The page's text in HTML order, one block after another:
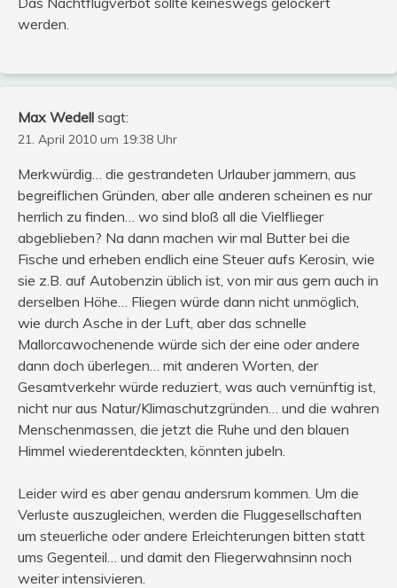
werden.
Max Wedell sagt:
21. April 2010 um 19:38 Uhr
Merkwürdig… die gestrandeten Urlauber jammern, aus
begreiflichen Gründen, aber alle anderen scheinen es nur
herrlich zu finden… wo sind bloß all die Vielflieger
abgeblieben? Na dann machen wir mal Butter bei die
Fische und erheben endlich eine Steuer aufs Kerosin, wie
sie z.B. auf Autobenzin üblich ist, von mir aus gern auch in
derselben Höhe… Fliegen würde dann nicht unmöglich,
wie durch Asche in der Luft, aber das schnelle
Mallorcawochenende würde sich der eine oder andere
dann doch überlegen… mit anderen Worten, der
Gesamtverkehr würde reduziert, was auch vernünftig ist,
nicht nur aus Natur/Klimaschutzgründen… und die wahren
Menschenmassen, die jetzt die Ruhe und den blauen
Himmel wiederentdeckten, könnten jubeln.
Leider wird es aber genau andersrum kommen. Um die
Verluste auszugleichen, werden die Fluggesellschaften
um steuerliche oder andere Erleichterungen bitten statt
ums Gegenteil… und damit den Fliegerwahnsinn noch
weiter intensivieren.